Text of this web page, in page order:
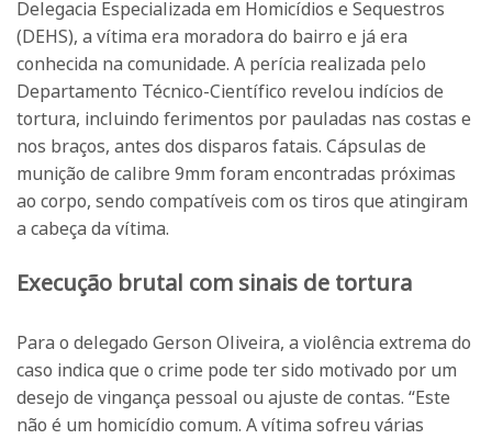
Delegacia Especializada em Homicídios e Sequestros
(DEHS), a vítima era moradora do bairro e já era
conhecida na comunidade. A perícia realizada pelo
Departamento Técnico-Científico revelou indícios de
tortura, incluindo ferimentos por pauladas nas costas e
nos braços, antes dos disparos fatais. Cápsulas de
munição de calibre 9mm foram encontradas próximas
ao corpo, sendo compatíveis com os tiros que atingiram
a cabeça da vítima.
Execução brutal com sinais de tortura
Para o delegado Gerson Oliveira, a violência extrema do
caso indica que o crime pode ter sido motivado por um
desejo de vingança pessoal ou ajuste de contas. “Este
não é um homicídio comum. A vítima sofreu várias